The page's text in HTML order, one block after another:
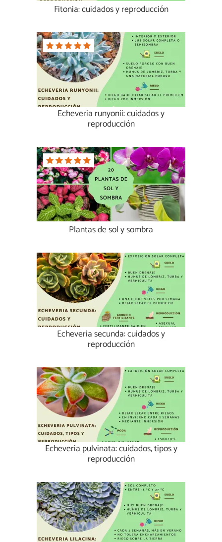
Fitonia: cuidados y reproducción
Echeveria runyonii: cuidados y
reproducción
Plantas de sol y sombra
Echeveria secunda: cuidados y
reproducción
Echeveria pulvinata: cuidados, tipos y
reproducción